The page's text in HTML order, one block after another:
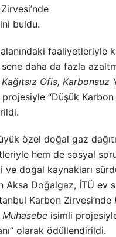
buldu.
faaliyetleriyle
daha da fazla
Kağıtsız Ofis, Karbonsuz
“Düşük Karbon
özel doğal gaz
hem de sosyal
ve doğal kaynakları
Aksa Doğalgaz, İTÜ ev
Karbon Zirvesi’nde
isimli
olarak ödüllendirildi.